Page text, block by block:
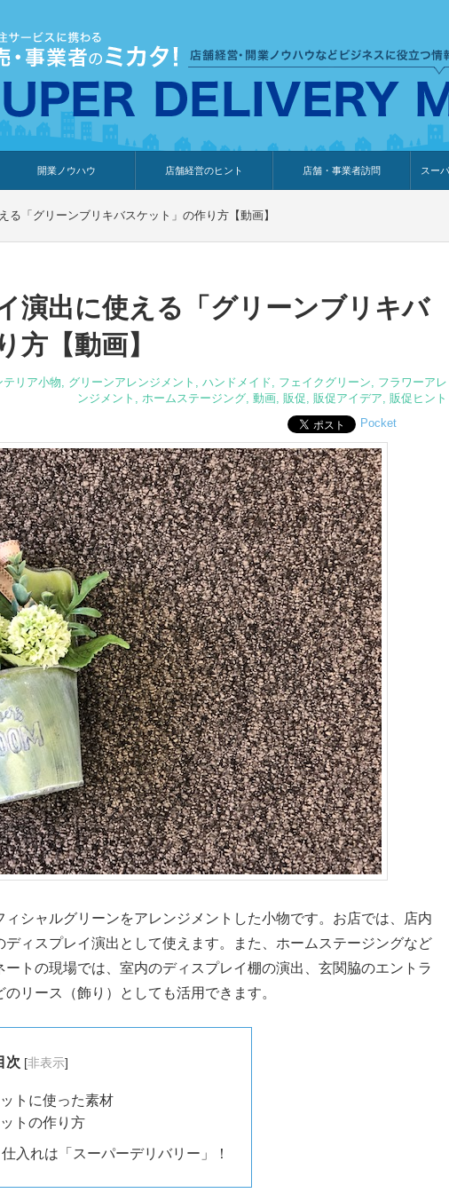
開業ノウハウ
開業までの道のり
開業知識・情報
店舗経営のヒント
ウェブ集客・販売促進
仕入れ
展示会情報
接客・販売
知識情報
販促カレンダー
集客・販売促進
店舗・事業者訪問 スー
る「グリーンブリキバスケット」の作り方【動画】
演出に使える「グリーンブリキバ
方【動画】
テリア小物, グリーンアレンジメント , ハンドメイド, フェイクグリーン, フラワーアレ
ンジメント , ホームステージング, 動画, 販促, 販促アイデア, 販促ヒント
Pocket
シャルグリーンをアレンジメントした小物です。お店では、店内
ディスプレイ演出として使えます。また、ホームステージングなど
トの現場では、室内のディスプレイ棚の演出、玄関脇のエントラ
リース（飾り）としても活用できます。
次 [非表示]
トに使った素材
トの作り方
入れは「スーパーデリバリー」！